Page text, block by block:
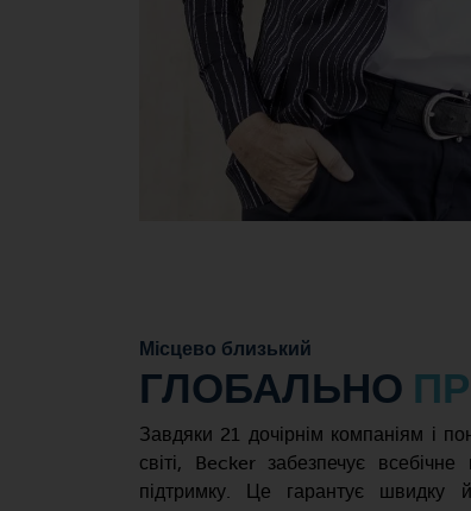
Місцево близький
ГЛОБАЛЬНО
Завдяки 21 дочірнім компаніям і
світі, Becker забезпечує
підтримку. Це гарантує швидку